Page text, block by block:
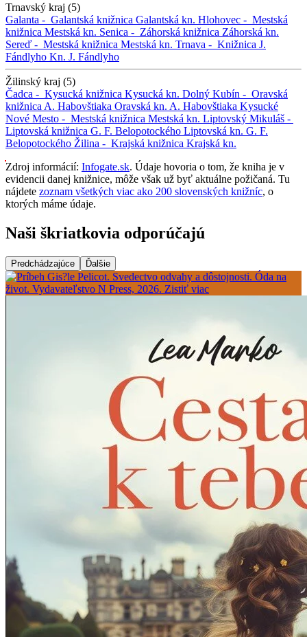
Trnavský kraj (5)
Galanta - Galantská knižnica Galantská kn. Hlohovec - Mestská
knižnica Mestská kn. Senica - Záhorská knižnica Záhorská kn.
Sereď - Mestská knižnica Mestská kn. Trnava - Knižnica J.
Fándlyho Kn. J. Fándlyho
Žilinský kraj (5)
Čadca - Kysucká knižnica Kysucká kn. Dolný Kubín - Oravská
knižnica A. Habovštiaka Oravská kn. A. Habovštiaka Kysucké
Nové Mesto - Mestská knižnica Mestská kn. Liptovský Mikuláš -
Liptovská knižnica G. F. Belopotockého Liptovská kn. G. F.
Belopotockého Žilina - Krajská knižnica Krajská kn.
Zdroj informácií: Infogate.sk. Údaje hovoria o tom, že kniha je v
evidencii danej knižnice, môže však už byť aktuálne požičaná. Tu
nájdete zoznam všetkých viac ako 200 slovenských knižníc, o
ktorých máme údaje.
Naši škriatkovia odporúčajú
Predchádzajúce Ďalšie